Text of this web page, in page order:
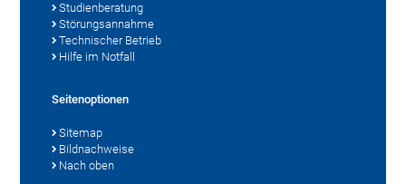
Studienberatung
Störungsannahme
Technischer Betrieb
Hilfe im Notfall
Seitenoptionen
Sitemap
Bildnachweise
Nach oben